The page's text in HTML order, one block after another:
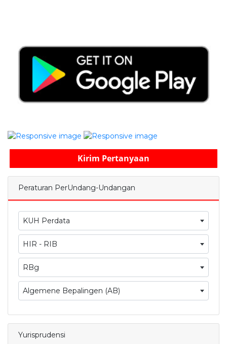
Kirim Pertanyaan
Peraturan PerUndang-Undangan
KUH Perdata
HIR - RIB
RBg
Algemene Bepalingen (AB)
Yurisprudensi